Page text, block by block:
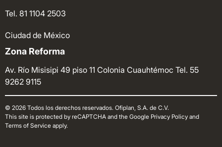
Tel. 81 1104 2503
Ciudad de México
Zona Reforma
Av. Río Misisipi 49 piso 11 Colonia Cuauhtémoc Tel. 55
9262 9115
© 2026 Todos los derechos reservados. Ofiplan, S.A. de C.V.
This site is protected by reCAPTCHA and the Google Privacy Policy and
Terms of Service apply.